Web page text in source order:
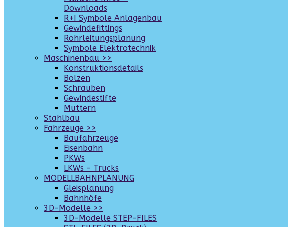
Downloads
R+I Symbole Anlagenbau
Gewindefittings
Rohrleitungsplanung
Symbole Elektrotechnik
Maschinenbau >>
Konstruktionsdetails
Bolzen
Schrauben
Gewindestifte
Muttern
Stahlbau
Fahrzeuge >>
Baufahrzeuge
Eisenbahn
PKWs
LKWs - Trucks
MODELLBAHNPLANUNG
Gleisplanung
Bahnhöfe
3D-Modelle >>
3D-Modelle STEP-FILES